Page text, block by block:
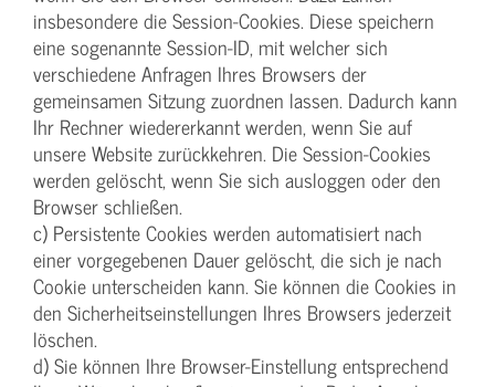
insbesondere die Session-Cookies. Diese speichern
eine sogenannte Session-ID, mit welcher sich
verschiedene Anfragen Ihres Browsers der
gemeinsamen Sitzung zuordnen lassen. Dadurch kann
Ihr Rechner wiedererkannt werden, wenn Sie auf
unsere Website zurückkehren. Die Session-Cookies
werden gelöscht, wenn Sie sich ausloggen oder den
Browser schließen.
c) Persistente Cookies werden automatisiert nach
einer vorgegebenen Dauer gelöscht, die sich je nach
Cookie unterscheiden kann. Sie können die Cookies in
den Sicherheitseinstellungen Ihres Browsers jederzeit
löschen.
d) Sie können Ihre Browser-Einstellung entsprechend